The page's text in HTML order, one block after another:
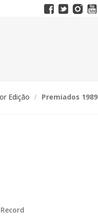
Edição Premiados 1989
Record